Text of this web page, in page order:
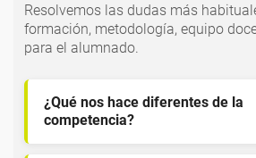
Resolvemos las dudas más
formación, metodología, equipo
para el alumnado.
¿Qué nos hace diferentes de la
competencia?